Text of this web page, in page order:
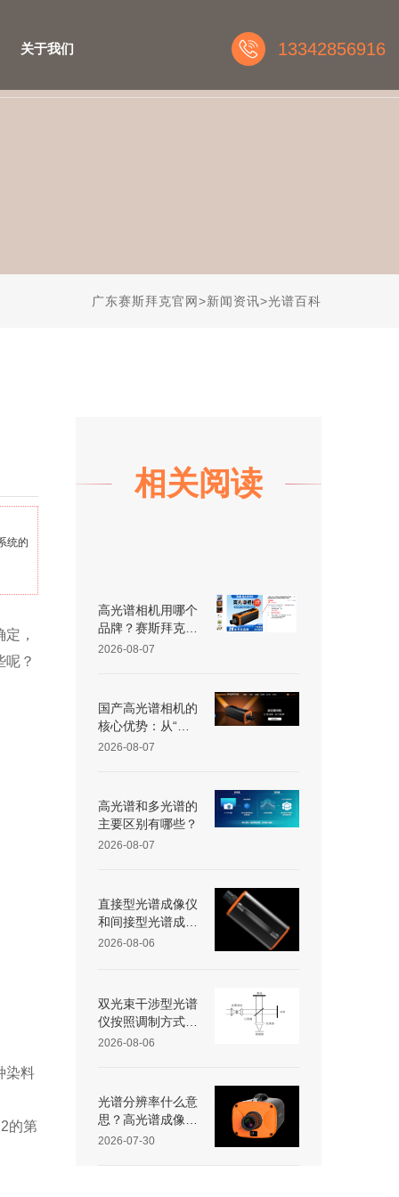
关于我们 13342856916
广东赛斯拜克官网>新闻资讯>光谱百科
统的
，
？
染料
的第
相关阅读
高光谱相机用哪个
品牌？赛斯拜克怎
么样？
2026-08-07
国产高光谱相机的
核心优势：从“跟
跑”到“并跑”的跨越
2026-08-07
高光谱和多光谱的
主要区别有哪些？
2026-08-07
直接型光谱成像仪
和间接型光谱成像
仪区别
2026-08-06
双光束干涉型光谱
仪按照调制方式不
同可分为哪些类
2026-08-06
光谱分辨率什么意
思？高光谱成像仪
光谱分辨率范围多
2026-07-30